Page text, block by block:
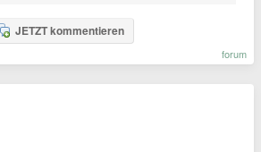
JETZT kommentieren
forum